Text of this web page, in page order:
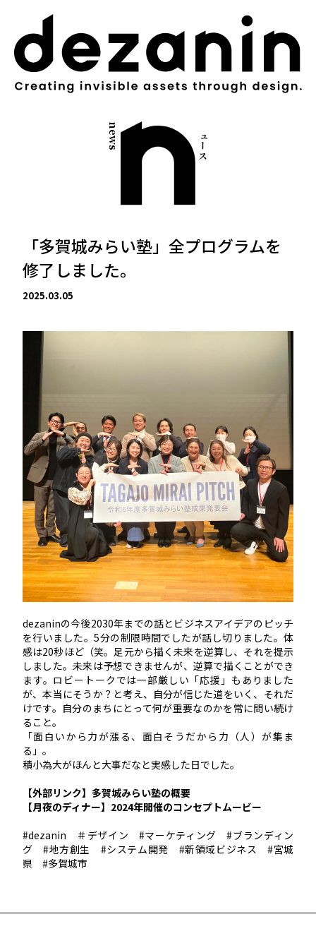
世界が求める本質は、地方にのみ宿る。
news ニュース
「多賀城みらい塾」全プログラムを
修了しました。
2025.03.05
dezaninの今後2030年までの話とビジネスアイデアのピッチ
を行いました。5分の制限時間でしたが話し切りました。体
感は20秒ほど（笑。足元から描く未来を逆算し、それを提示
しました。未来は予想できませんが、逆算で描くことができ
ます。ロビートークでは一部厳しい「応援」もありました
が、本当にそうか？と考え、自分が信じた道をいく、それだ
けです。自分のまちにとって何が重要なのかを常に問い続け
ること。
「面白いから力が漲る、面白そうだから力（人）が集ま
る」。
積小為大がほんと大事だなと実感した日でした。
【外部リンク】多賀城みらい塾の概要
【月夜のディナー】2024年開催のコンセプトムービー
#dezanin ＃デザイン #マーケティング #ブランディン
グ #地方創生 #システム開発 #新領域ビジネス #宮城
県 #多賀城市